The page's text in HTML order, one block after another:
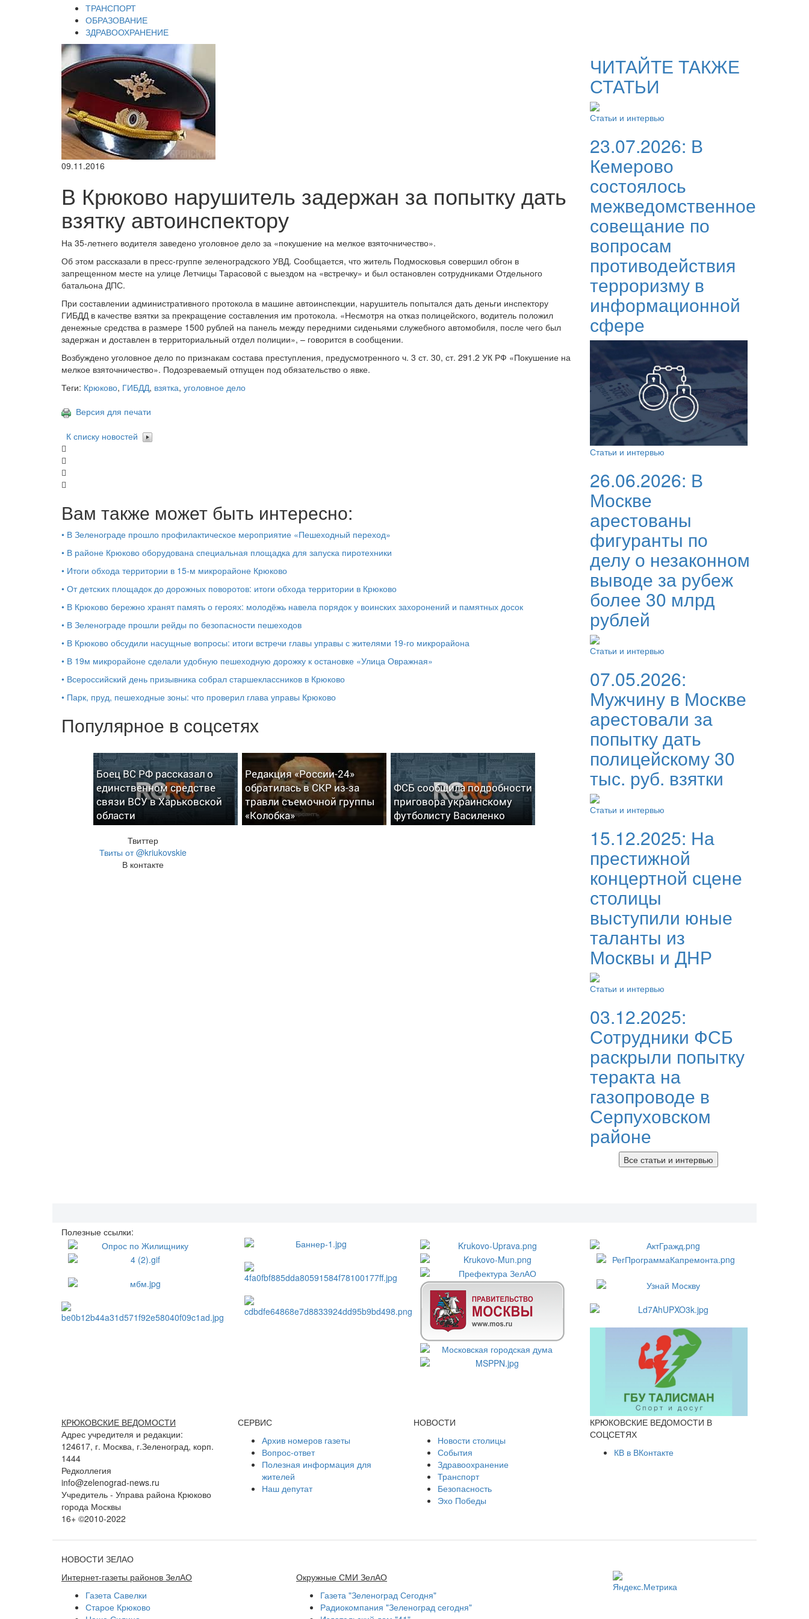
ТРАНСПОРТ
ОБРАЗОВАНИЕ
ЗДРАВООХРАНЕНИЕ
09.11.2016
В Крюково нарушитель задержан за попытку дать
взятку автоинспектору
На 35-летнего водителя заведено уголовное дело за «покушение на мелкое взяточничество».
Об этом рассказали в пресс-группе зеленоградского УВД. Сообщается, что житель Подмосковья совершил обгон в
запрещенном месте на улице Летчицы Тарасовой с выездом на «встречку» и был остановлен сотрудниками Отдельного
батальона ДПС.
При составлении административного протокола в машине автоинспекции, нарушитель попытался дать деньги инспектору
ГИБДД в качестве взятки за прекращение составления им протокола. «Несмотря на отказ полицейского, водитель положил
денежные средства в размере 1500 рублей на панель между передними сиденьями служебного автомобиля, после чего был
задержан и доставлен в территориальный отдел полиции», – говорится в сообщении.
Возбуждено уголовное дело по признакам состава преступления, предусмотренного ч. 3 ст. 30, ст. 291.2 УК РФ «Покушение на
мелкое взяточничество». Подозреваемый отпущен под обязательство о явке.
Теги: Крюково, ГИБДД, взятка, уголовное дело
Версия для печати
К списку новостей
Вам также может быть интересно:
• В Зеленограде прошло профилактическое мероприятие «Пешеходный переход»
• В районе Крюково оборудована специальная площадка для запуска пиротехники
• Итоги обхода территории в 15‑м микрорайоне Крюково
• От детских площадок до дорожных поворотов: итоги обхода территории в Крюково
• В Крюково бережно хранят память о героях: молодёжь навела порядок у воинских захоронений и памятных досок
• В Зеленограде прошли рейды по безопасности пешеходов
• В Крюково обсудили насущные вопросы: итоги встречи главы управы с жителями 19‑го микрорайона
• В 19м микрорайоне сделали удобную пешеходную дорожку к остановке «Улица Овражная»
• Всероссийский день призывника собрал старшеклассников в Крюково
• Парк, пруд, пешеходные зоны: что проверил глава управы Крюково
Популярное в соцсетях
Боец ВС РФ рассказал о
единственном средстве
связи ВСУ в Харьковской
области
Редакция «России-24»
обратилась в СКР из-за
травли съемочной группы
«Колобка»
ФСБ сообщила подробности
приговора украинскому
футболисту Василенко
Твиттер
Твиты от @kriukovskie
В контакте
ЧИТАЙТЕ ТАКЖЕ
СТАТЬИ
Статьи и интервью
23.07.2026: В
Кемерово
состоялось
межведомственное
совещание по
вопросам
противодействия
терроризму в
информационной
сфере
Статьи и интервью
26.06.2026: В
Москве
арестованы
фигуранты по
делу о незаконном
выводе за рубеж
более 30 млрд
рублей
Статьи и интервью
07.05.2026:
Мужчину в Москве
арестовали за
попытку дать
полицейскому 30
тыс. руб. взятки
Статьи и интервью
15.12.2025: На
престижной
концертной сцене
столицы
выступили юные
таланты из
Москвы и ДНР
Статьи и интервью
03.12.2025:
Сотрудники ФСБ
раскрыли попытку
теракта на
газопроводе в
Серпуховском
районе
Все статьи и интервью
Полезные ссылки:
КРЮКОВСКИЕ ВЕДОМОСТИ
Адрес учредителя и редакции:
124617, г. Москва, г.Зеленоград, корп.
1444
Редколлегия
info@zelenograd-news.ru
Учредитель - Управа района Крюково
города Москвы
16+ ©2010-2022
СЕРВИС
Архив номеров газеты
Вопрос-ответ
Полезная информация для
жителей
Наш депутат
НОВОСТИ
Новости столицы
События
Здравоохранение
Транспорт
Безопасность
Эхо Победы
КРЮКОВСКИЕ ВЕДОМОСТИ В
СОЦСЕТЯХ
КВ в ВКонтакте
НОВОСТИ ЗЕЛАО
Интернет-газеты районов ЗелАО
Газета Савелки
Старое Крюково
Окружные СМИ ЗелАО
Газета "Зеленоград Сегодня"
Радиокомпания "Зеленоград сегодня"